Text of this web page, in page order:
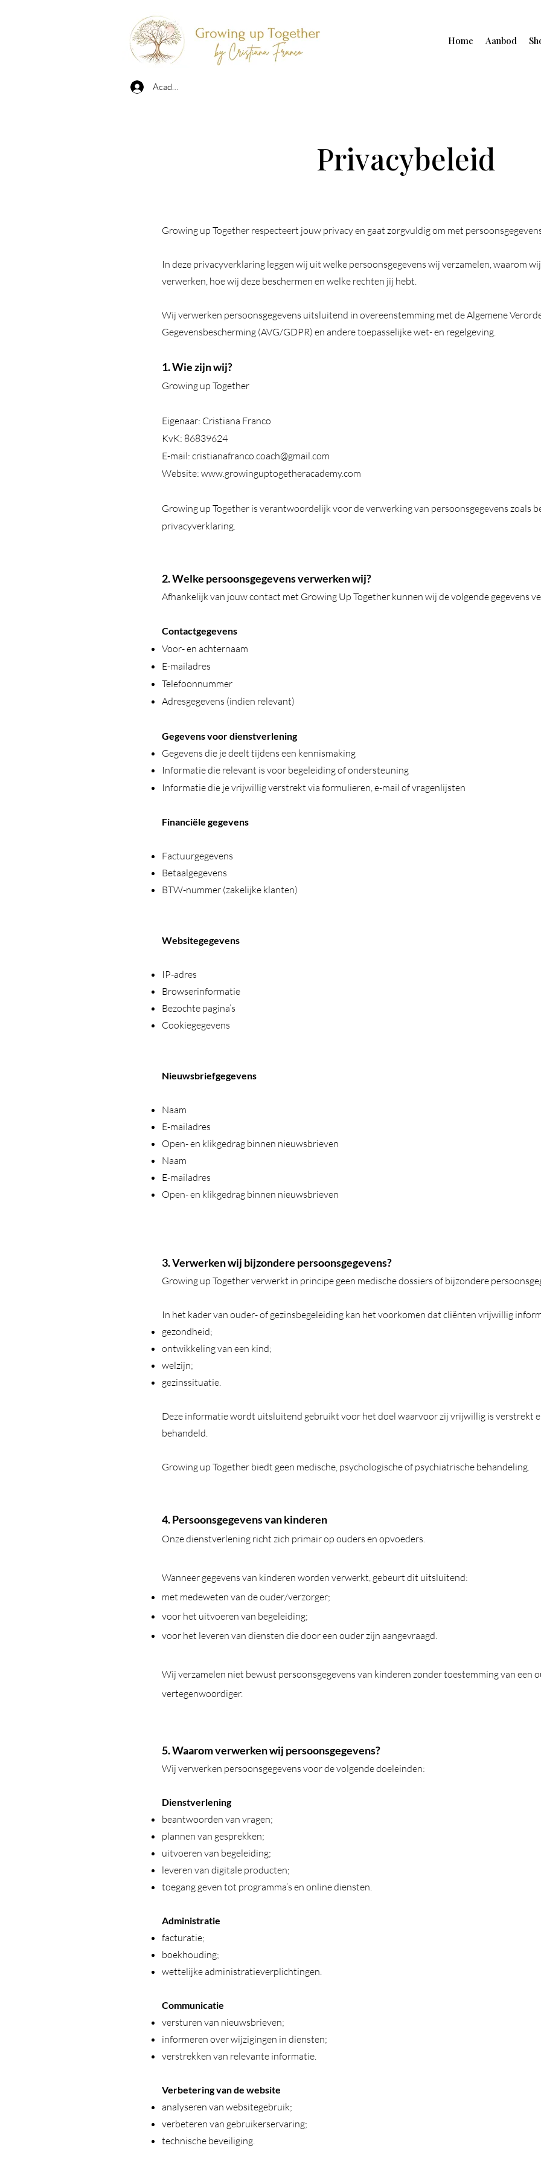
Home Aanbod
Academy Login
Privacybeleid
Growing up Together respecteert jouw privacy en gaat zorgvuldig om met
In deze privacyverklaring leggen wij uit welke persoonsgegevens wij verzamelen, waarom
verwerken, hoe wij deze beschermen en welke rechten jij hebt.
Wij verwerken persoonsgegevens uitsluitend in overeenstemming met de Algemene
Gegevensbescherming (AVG/GDPR) en andere toepasselijke wet- en regelgeving.
1. Wie zijn wij?
Growing up Together
Eigenaar: Cristiana Franco
KvK: 86839624
E-mail: cristianafranco.coach@gmail.com
Website: www.growinguptogetheracademy.com
Growing up Together is verantwoordelijk voor de verwerking van persoonsgegevens zoals
privacyverklaring.
2. Welke persoonsgegevens verwerken wij?
Afhankelijk van jouw contact met Growing Up Together kunnen wij de volgende gegevens
Contactgegevens
Voor- en achternaam
E-mailadres
Telefoonnummer
Adresgegevens (indien relevant)
Gegevens voor dienstverlening
Gegevens die je deelt tijdens een kennismaking
Informatie die relevant is voor begeleiding of ondersteuning
Informatie die je vrijwillig verstrekt via formulieren, e-mail of vragenlijsten
Financiële gegevens
Factuurgegevens
Betaalgegevens
BTW-nummer (zakelijke klanten)
Websitegegevens
IP-adres
Browserinformatie
Bezochte pagina’s
Cookiegegevens
Nieuwsbriefgegevens
Naam
E-mailadres
Open- en klikgedrag binnen nieuwsbrieven
Naam
E-mailadres
Open- en klikgedrag binnen nieuwsbrieven
3. Verwerken wij bijzondere persoonsgegevens?
Growing up Together verwerkt in principe geen medische dossiers of bijzondere
In het kader van ouder- of gezinsbegeleiding kan het voorkomen dat cliënten vrijwillig
gezondheid;
ontwikkeling van een kind;
welzijn;
gezinssituatie.
Deze informatie wordt uitsluitend gebruikt voor het doel waarvoor zij vrijwillig is verstrekt
behandeld.
Growing up Together biedt geen medische, psychologische of psychiatrische behandeling.
4. Persoonsgegevens van kinderen
Onze dienstverlening richt zich primair op ouders en opvoeders.
Wanneer gegevens van kinderen worden verwerkt, gebeurt dit uitsluitend:
met medeweten van de ouder/verzorger;
voor het uitvoeren van begeleiding;
voor het leveren van diensten die door een ouder zijn aangevraagd.
Wij verzamelen niet bewust persoonsgegevens van kinderen zonder toestemming van een
vertegenwoordiger.
5. Waarom verwerken wij persoonsgegevens?
Wij verwerken persoonsgegevens voor de volgende doeleinden:
Dienstverlening
beantwoorden van vragen;
plannen van gesprekken;
uitvoeren van begeleiding;
leveren van digitale producten;
toegang geven tot programma’s en online diensten.
Administratie
facturatie;
boekhouding;
wettelijke administratieverplichtingen.
Communicatie
versturen van nieuwsbrieven;
informeren over wijzigingen in diensten;
verstrekken van relevante informatie.
Verbetering van de website
analyseren van websitegebruik;
verbeteren van gebruikerservaring;
technische beveiliging.